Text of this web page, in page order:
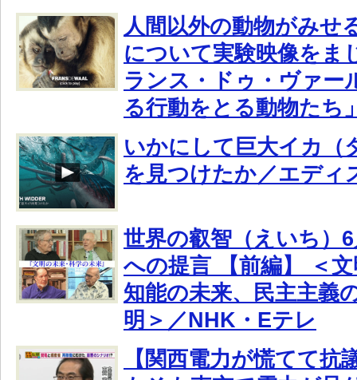
人間以外の動物がみせ
について実験映像をま
ランス・ドゥ・ヴァー
る行動をとる動物たち
いかにして巨大イカ（
を見つけたか／エディ
世界の叡智（えいち）
への提言 【前編】 ＜
知能の未来、民主主義
明＞／NHK・Eテレ
【関西電力が慌てて抗